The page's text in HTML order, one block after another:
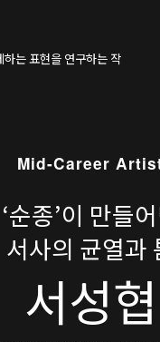
다. 출발점인 ‘차별없는가
인야학에서 체감한 차별
을 지역의 지도로 번역하
는 표현을 연구하는 작
Mid-Career
‘순종’이 만들
서사의 균열과
서성협